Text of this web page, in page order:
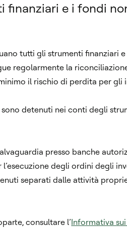
finanziari e i fondi
tutti gli strumenti finanziari
regolarmente la
il rischio di perdita per gli
detenuti nei conti degli
presso banche
degli ordini degli
separati dalle attività
consultare l’Informativa